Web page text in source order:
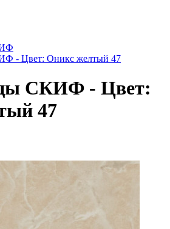
- Цвет: Оникс желтый 47
СКИФ - Цвет:
47